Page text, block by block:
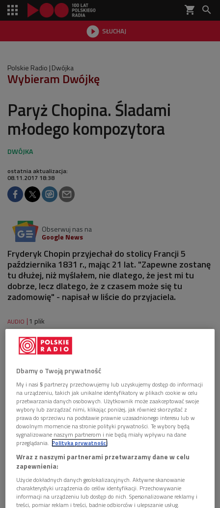
shopping_cart 
 SŁUCHAJ

Polskie Radio Dwójka
Wybieram Dwójkę
Paryż Chopina. Śladami
młodego kompozytora
ostatnia aktualizacja:
08.11.2017 18:38
Obserwuj nas na
Google News
Fryderyk Chopin przyjechał do stolicy Francji 5
października 1831 r., mając 21 lat. "Zapewne zostanę
tu dłużej, niż myślałem, nie dlatego, że jest mi tu
dobrze, lecz dlatego, że z czasem może się tu
zadomowię" - napisał w liście do przyjaciela.
AUDIO 1 plik
 07'34
Dbamy o Twoją prywatność
My i nasi5 partnerzy przechowujemy lub uzyskujemy dostęp do informacji
na urządzeniu, takich jak unikalne identyfikatory w plikach cookie w celu
przetwarzania danych osobowych. Użytkownik może zaakceptować swoje
wybory lub zarządzać nimi, klikając poniżej, jak również skorzystać z
prawa do sprzeciwu na podstawie prawnie uzasadnionego interesu lub w
dowolnym momencie na stronie polityki prywatności. Te wybory będą
sygnalizowane naszym partnerom i nie będą miały wpływu na dane
przeglądania. Polityka prywatności
Wraz z naszymi partnerami przetwarzamy dane w celu
zapewnienia:
Użycie dokładnych danych geolokalizacyjnych. Aktywne skanowanie
charakterystyki urządzenia do celów identyfikacji. Przechowywanie
informacji na urządzeniu lub dostęp do nich. Spersonalizowane reklamy i
treści, pomiar reklam i treści, badnie odbiorców i ulepszanie usług.